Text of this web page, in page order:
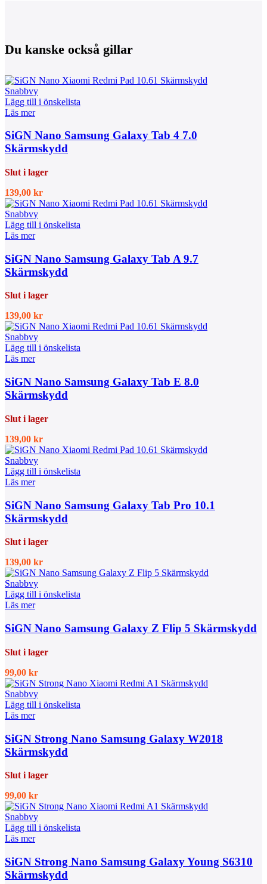
Du kanske också gillar
Snabbvy
Lägg till i önskelista
Läs mer
SiGN Nano Samsung Galaxy Tab 4 7.0
Skärmskydd
Slut i lager
139,00 kr
Snabbvy
Lägg till i önskelista
Läs mer
SiGN Nano Samsung Galaxy Tab A 9.7
Skärmskydd
Slut i lager
139,00 kr
Snabbvy
Lägg till i önskelista
Läs mer
SiGN Nano Samsung Galaxy Tab E 8.0
Skärmskydd
Slut i lager
139,00 kr
Snabbvy
Lägg till i önskelista
Läs mer
SiGN Nano Samsung Galaxy Tab Pro 10.1
Skärmskydd
Slut i lager
139,00 kr
Snabbvy
Lägg till i önskelista
Läs mer
SiGN Nano Samsung Galaxy Z Flip 5 Skärmskydd
Slut i lager
99,00 kr
Snabbvy
Lägg till i önskelista
Läs mer
SiGN Strong Nano Samsung Galaxy W2018
Skärmskydd
Slut i lager
99,00 kr
Snabbvy
Lägg till i önskelista
Läs mer
SiGN Strong Nano Samsung Galaxy Young S6310
Skärmskydd